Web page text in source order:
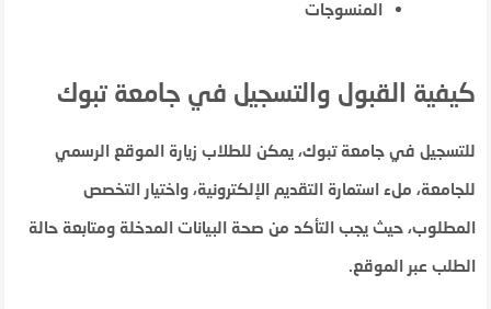
المنسوجات
كيفية القبول والتسجيل في جامعة تبوك
للتسجيل في جامعة تبوك، يمكن للطلاب زيارة الموقع الرسمي
للجامعة، ملء استمارة التقديم الإلكترونية، واختيار التخصص
المطلوب، حيث يجب التأكد من صحة البيانات المدخلة ومتابعة حالة
الطلب عبر الموقع.